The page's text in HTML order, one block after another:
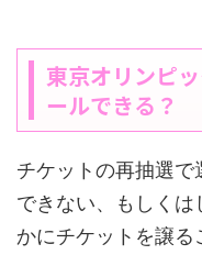
東京オリンピ
ールできる？
チケットの再抽選
できない、もしく
かにチケットを譲